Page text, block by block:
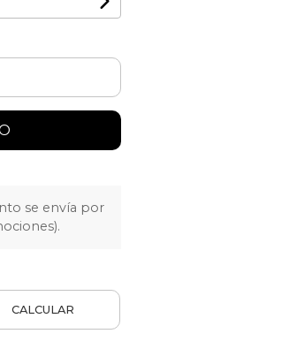
se envía por
CALCULAR